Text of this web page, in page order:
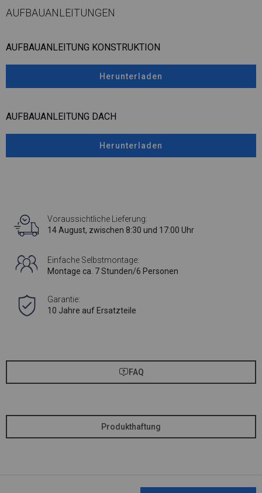
AUFBAUANLEITUNGEN
AUFBAUANLEITUNG KONSTRUKTION
Herunterladen
AUFBAUANLEITUNG DACH
Herunterladen
Voraussichtliche Lieferung:
14 August, zwischen 8:30 und 17:00 Uhr
Einfache Selbstmontage:
Montage ca. 7 Stunden/6 Personen
Garantie:
10 Jahre auf Ersatzteile
FAQ
Produkthaftung